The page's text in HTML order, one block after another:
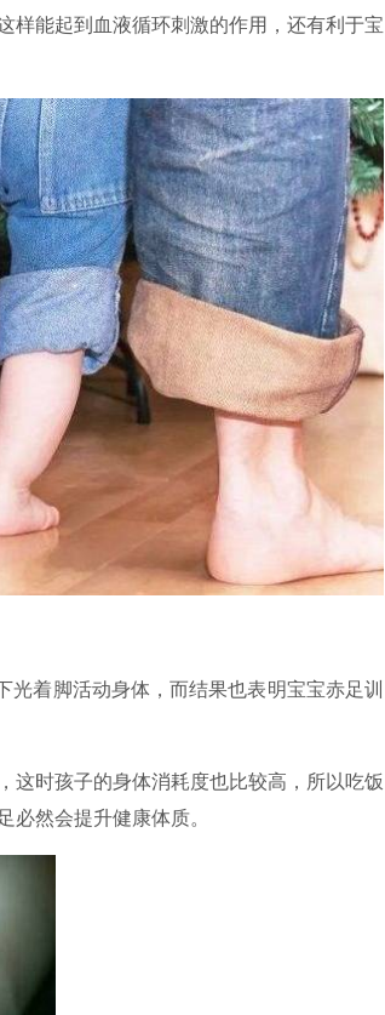
样能起到血液循环刺激的作用，还有利于宝
光着脚活动身体，而结果也表明宝宝赤足训
这时孩子的身体消耗度也比较高，所以吃饭
然会提升健康体质。